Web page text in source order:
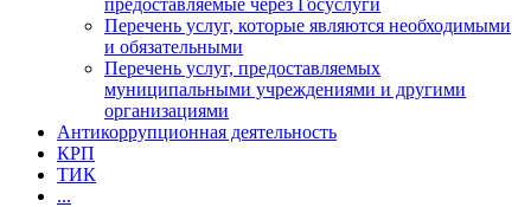
Перечень услуг, которые являются необходимыми
и обязательными
Перечень услуг, предоставляемых
муниципальными учреждениями и другими
организациями
Антикоррупционная деятельность
КРП
ТИК
...